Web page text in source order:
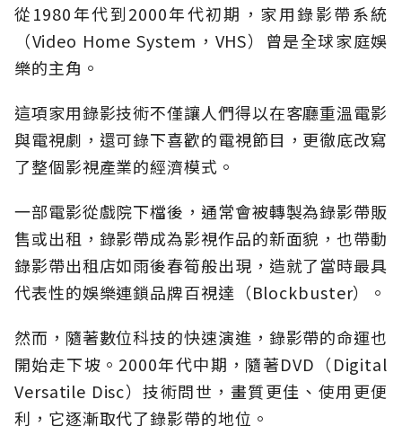
從1980年代到2000年代初期，家用錄影帶系統
（Video Home System，VHS）曾是全球家庭娛
樂的主角。
這項家用錄影技術不僅讓人們得以在客廳重溫電影
與電視劇，還可錄下喜歡的電視節目，更徹底改寫
了整個影視產業的經濟模式。
一部電影從戲院下檔後，通常會被轉製為錄影帶販
售或出租，錄影帶成為影視作品的新面貌，也帶動
錄影帶出租店如雨後春筍般出現，造就了當時最具
代表性的娛樂連鎖品牌百視達（Blockbuster）。
然而，隨著數位科技的快速演進，錄影帶的命運也
開始走下坡。2000年代中期，隨著DVD（Digital
Versatile Disc）技術問世，畫質更佳、使用更便
利，它逐漸取代了錄影帶的地位。